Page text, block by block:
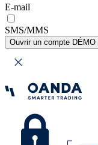
E-mail
SMS/MMS
Ouvrir un compte DÉMO